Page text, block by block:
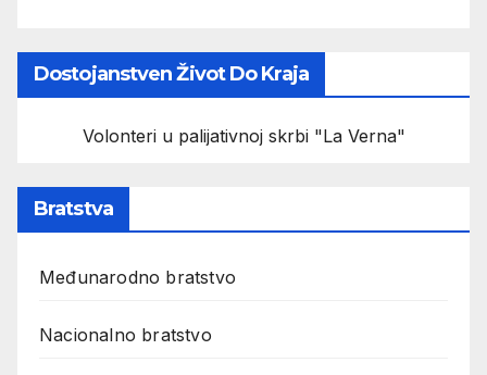
Dostojanstven Život Do Kraja
Volonteri u palijativnoj skrbi "La Verna"
Bratstva
Međunarodno bratstvo
Nacionalno bratstvo